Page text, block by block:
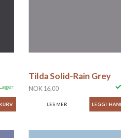
Tilda Solid-Rain Grey
NOK 16,00
LES MER